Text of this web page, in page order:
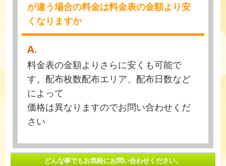
が違う場合の料金は料金表の金額より安
くなりますか
A.
料金表の金額よりさらに安くも可能で
す。配布枚数配布エリア、配布日数など
によって
価格は異なりますのでお問い合わせくだ
さい
どんな事でもお気軽にお問い合わせください。